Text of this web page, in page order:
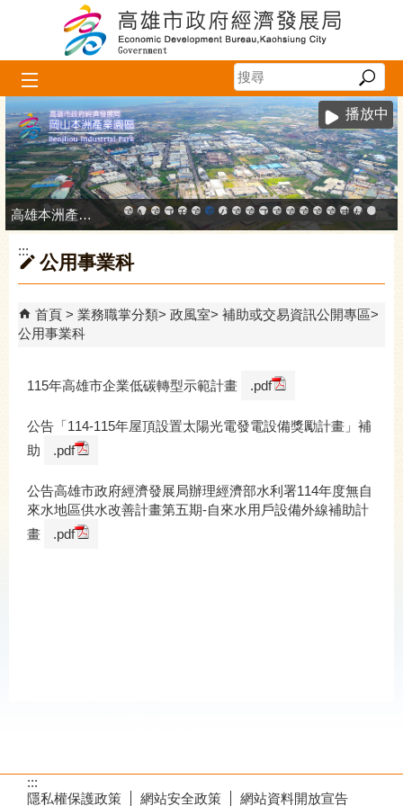
跳到主要內容區塊
播放中
高雄市政府中小企業升級輔導網站
MEGABAY大港創艦
高雄金融科技創新園區
工廠登記線上申辦系統
和發產業園區
高雄工業資訊平台
高雄本洲產業園區服務中心
公司、商業登記主題網
高雄市友善商家
高雄市政府經濟發展局-
工業管線防災教育資
高雄市綠能管理資
高雄市綠能管理
高雄淨零商轉
高雄招商網
高雄會展網
專刊『雄
雄心高
「我
高雄本洲產業園區服務中心
:::
公用事業科
首頁 業務職掌分類 政風室
補助或交易資訊公開專區
公用事業科
115年高雄市企業低碳轉型示範計畫 .pdf
公告「114-115年屋頂設置太陽光電發電設備獎勵計畫」補
助
.pdf
公告高雄市政府經濟發展局辦理經濟部水利署114年度無自
來水地區供水改善計畫第五期-自來水用戶設備外線補助計
畫
.pdf
:::
隱私權保護政策
網站安全政策 網站資料開放宣告